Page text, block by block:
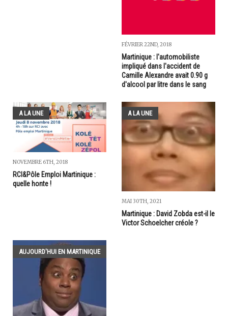
FÉVRIER 22ND, 2018
Martinique : l'automobiliste
impliqué dans l'accident de
Camille Alexandre avait 0.90 g
d'alcool par litre dans le sang
A LA UNE
NOVEMBRE 6TH, 2018
RCI&Pôle Emploi Martinique :
quelle honte !
A LA UNE
MAI 30TH, 2021
Martinique : David Zobda est-il le
Victor Schoelcher créole ?
AUJOURD'HUI EN MARTINIQUE